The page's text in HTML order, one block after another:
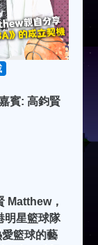
賓: 高鈞賢
Matthew，
明星籃球隊
愛籃球的藝